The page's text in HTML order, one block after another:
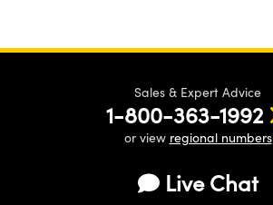
Sales & Expert Advice
1-800-363-1992
or view regional numbers
Live Chat